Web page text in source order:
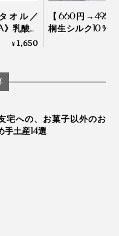
、吸水性、速乾性」の
、多くはないと思いま
オル／
》乳酸パ
・防臭、
¥1,650
【660円→495
桐生シルク10％
宅への、お菓子以外のお
手土産14選